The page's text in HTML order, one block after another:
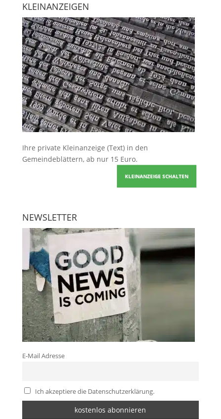
KLEINANZEIGEN
Ihre private Kleinanzeige (Text) in den
Gemeindeblättern, ab nur 15 Euro.
KLEINANZEIGE SCHALTEN
NEWSLETTER
E-Mail Adresse
Ich akzeptiere die Datenschutzerklärung.